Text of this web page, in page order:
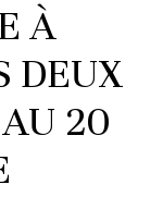
À
DEUX
20